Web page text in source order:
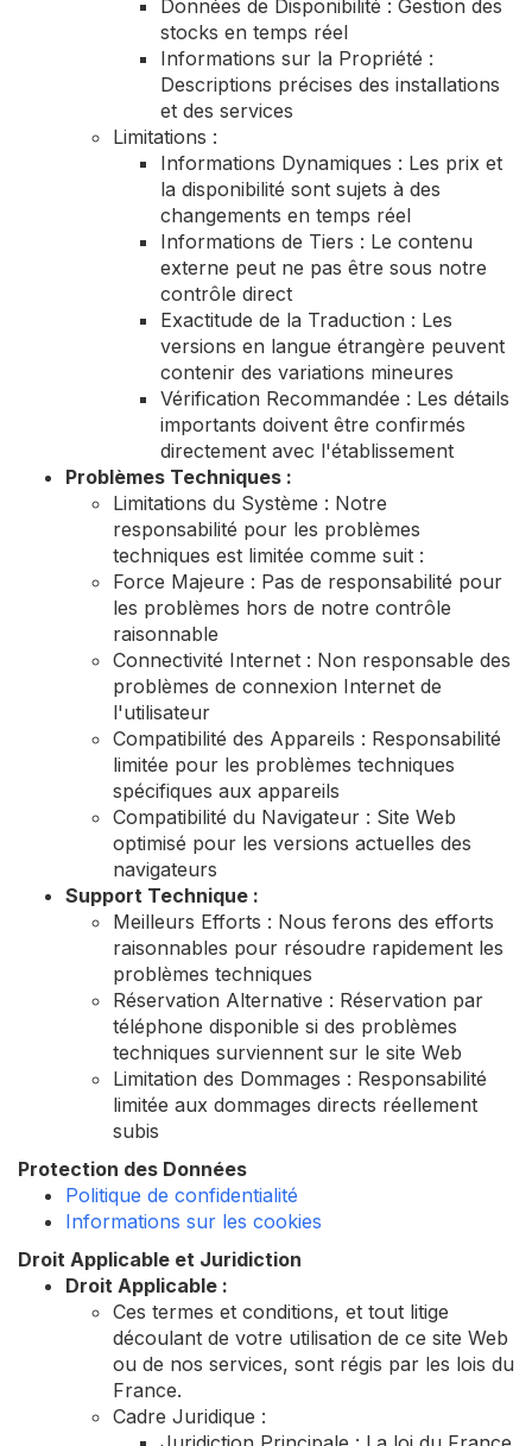
Données de Disponibilité : Gestion des
stocks en temps réel
Informations sur la Propriété :
Descriptions précises des installations
et des services
Limitations :
Informations Dynamiques : Les prix et
la disponibilité sont sujets à des
changements en temps réel
Informations de Tiers : Le contenu
externe peut ne pas être sous notre
contrôle direct
Exactitude de la Traduction : Les
versions en langue étrangère peuvent
contenir des variations mineures
Vérification Recommandée : Les détails
importants doivent être confirmés
directement avec l'établissement
Problèmes Techniques :
Limitations du Système : Notre
responsabilité pour les problèmes
techniques est limitée comme suit :
Force Majeure : Pas de responsabilité pour
les problèmes hors de notre contrôle
raisonnable
Connectivité Internet : Non responsable des
problèmes de connexion Internet de
l'utilisateur
Compatibilité des Appareils : Responsabilité
limitée pour les problèmes techniques
spécifiques aux appareils
Compatibilité du Navigateur : Site Web
optimisé pour les versions actuelles des
navigateurs
Support Technique :
Meilleurs Efforts : Nous ferons des efforts
raisonnables pour résoudre rapidement les
problèmes techniques
Réservation Alternative : Réservation par
téléphone disponible si des problèmes
techniques surviennent sur le site Web
Limitation des Dommages : Responsabilité
limitée aux dommages directs réellement
subis
Protection des Données
Politique de confidentialité
Informations sur les cookies
Droit Applicable et Juridiction
Droit Applicable :
Ces termes et conditions, et tout litige
découlant de votre utilisation de ce site Web
ou de nos services, sont régis par les lois du
France.
Cadre Juridique :